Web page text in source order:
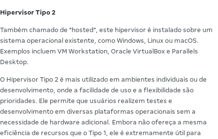
Hipervisor Tipo 2
Também chamado de "hosted", este hipervisor é instalado sobre um
sistema operacional existente, como Windows, Linux ou macOS.
Exemplos incluem VM Workstation, Oracle VirtualBox e Parallels
Desktop.
O Hipervisor Tipo 2 é mais utilizado em ambientes individuais ou de
desenvolvimento, onde a facilidade de uso e a flexibilidade são
prioridades. Ele permite que usuários realizem testes e
desenvolvimento em diversas plataformas operacionais sem a
necessidade de hardware adicional. Embora não ofereça a mesma
eficiência de recursos que o Tipo 1, ele é extremamente útil para